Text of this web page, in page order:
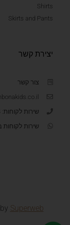
Shirts
Skirts and Pants
יצירת קשר
צור קשר
שירות לקוחות: 0503868584
שירות לקוחות
Superweb